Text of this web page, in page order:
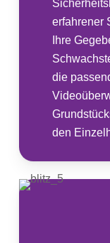
erfahrener
Ihre
die
den